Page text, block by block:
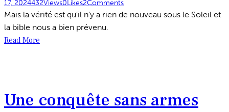
17, 2024432Views0Likes2Comments
Mais la vérité est qu’il n’y a rien de nouveau sous le Soleil et
la bible nous a bien prévenu.
Read More
Une conquête sans armes